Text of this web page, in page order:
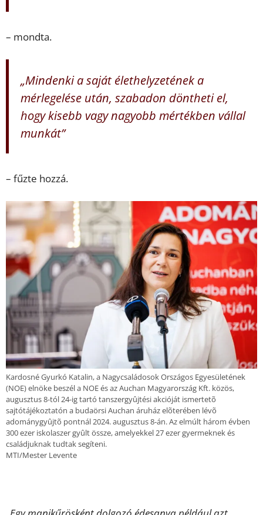
– mondta.
„Mindenki a saját élethelyzetének a
mérlegelése után, szabadon döntheti el,
hogy kisebb vagy nagyobb mértékben vállal
munkát”
– fűzte hozzá.
Kardosné Gyurkó Katalin, a Nagycsaládosok Országos Egyesületének
(NOE) elnöke beszél a NOE és az Auchan Magyarország Kft. közös,
augusztus 8-tól 24-ig tartó tanszergyûjtési akcióját ismertetõ
sajtótájékoztatón a budaörsi Auchan áruház elõterében lévõ
adománygyûjtõ pontnál 2024. augusztus 8-án. Az elmúlt három évben
300 ezer iskolaszer gyûlt össze, amelyekkel 27 ezer gyermeknek és
családjuknak tudtak segíteni.
MTI/Mester Levente